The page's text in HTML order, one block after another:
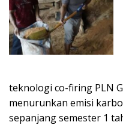
teknologi co-firing PLN
menurunkan emisi
sepanjang semester 1